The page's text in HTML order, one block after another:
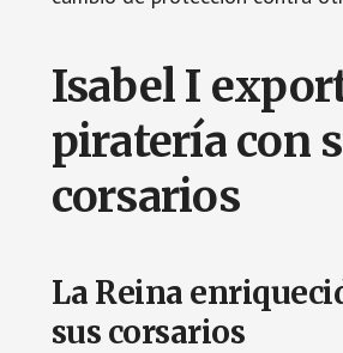
Isabel I
piratería con
corsarios
La Reina
sus corsarios